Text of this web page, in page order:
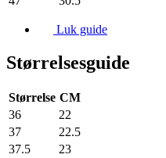
Luk guide
Størrelsesguide
Størrelse CM
36
22
37
22.5
37.5
23